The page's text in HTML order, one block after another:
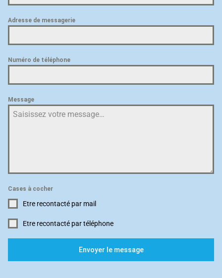
Adresse de messagerie
Numéro de téléphone
Message
Cases à cocher
Etre recontacté par mail
Etre recontacté par téléphone
Envoyer le message